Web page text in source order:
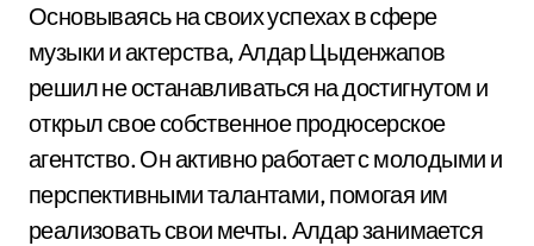
Основываясь на своих успехах в сфере
музыки и актерства, Алдар Цыденжапов
решил не останавливаться на достигнутом и
открыл свое собственное продюсерское
агентство. Он активно работает с молодыми и
перспективными талантами, помогая им
реализовать свои мечты. Алдар занимается